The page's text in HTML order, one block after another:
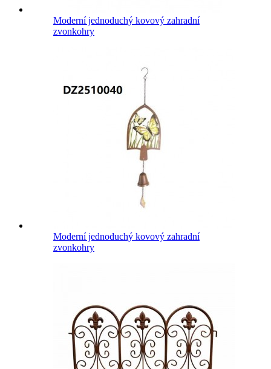
Moderní jednoduchý kovový zahradní
zvonkohry
Moderní jednoduchý kovový zahradní
zvonkohry